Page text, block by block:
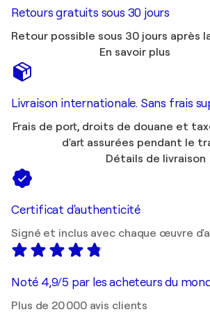
Retours gratuits sous 30 jours
Retour possible sous 30 jours après
En savoir plus
Livraison internationale. Sans frais
Frais de port, droits de douane et
d'art assurées pendant le
Détails de livraison
Certificat d'authenticité
Signé et inclus avec chaque œuvre
Noté 4,9/5 par les acheteurs du
Plus de 20 000 avis clients